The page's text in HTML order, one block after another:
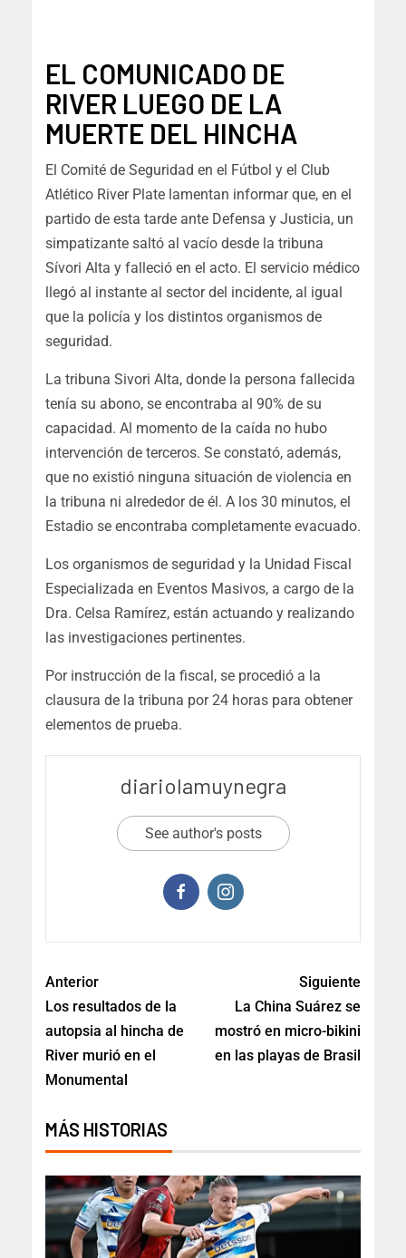
EL COMUNICADO DE
RIVER LUEGO DE LA
MUERTE DEL HINCHA
El Comité de Seguridad en el Fútbol y el Club
Atlético River Plate lamentan informar que, en el
partido de esta tarde ante Defensa y Justicia, un
simpatizante saltó al vacío desde la tribuna
Sívori Alta y falleció en el acto. El servicio médico
llegó al instante al sector del incidente, al igual
que la policía y los distintos organismos de
seguridad.
La tribuna Sivori Alta, donde la persona fallecida
tenía su abono, se encontraba al 90% de su
capacidad. Al momento de la caída no hubo
intervención de terceros. Se constató, además,
que no existió ninguna situación de violencia en
la tribuna ni alrededor de él. A los 30 minutos, el
Estadio se encontraba completamente evacuado.
Los organismos de seguridad y la Unidad Fiscal
Especializada en Eventos Masivos, a cargo de la
Dra. Celsa Ramírez, están actuando y realizando
las investigaciones pertinentes.
Por instrucción de la fiscal, se procedió a la
clausura de la tribuna por 24 horas para obtener
elementos de prueba.
diariolamuynegra
See author's posts
Anterior
Los resultados de la
autopsia al hincha de
River murió en el
Monumental
Siguiente
La China Suárez se
mostró en micro-bikini
en las playas de Brasil
MÁS HISTORIAS